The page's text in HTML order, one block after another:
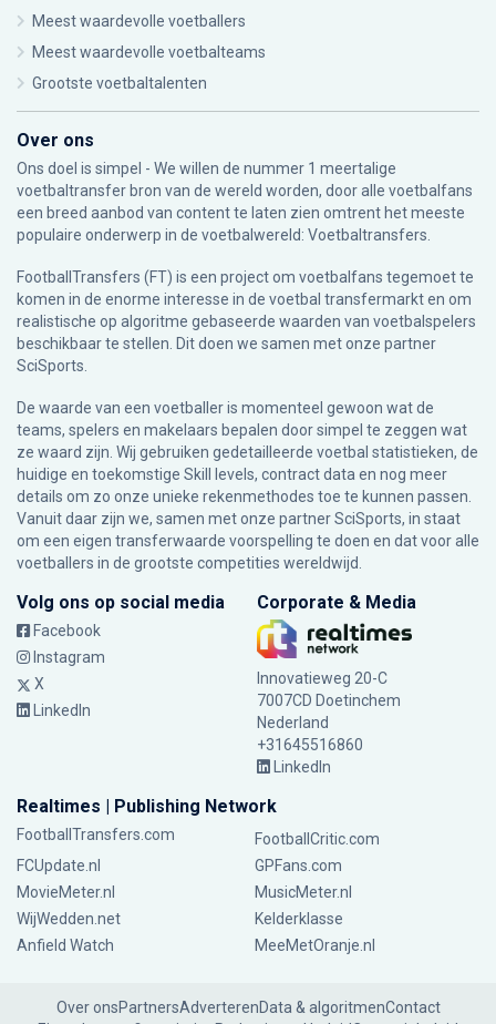
Meest waardevolle voetballers
Meest waardevolle voetbalteams
Grootste voetbaltalenten
Over ons
Ons doel is simpel - We willen de nummer 1 meertalige
voetbaltransfer bron van de wereld worden, door alle voetbalfans
een breed aanbod van content te laten zien omtrent het meeste
populaire onderwerp in de voetbalwereld: Voetbaltransfers.
FootballTransfers (FT) is een project om voetbalfans tegemoet te
komen in de enorme interesse in de voetbal transfermarkt en om
realistische op algoritme gebaseerde waarden van voetbalspelers
beschikbaar te stellen. Dit doen we samen met onze partner
SciSports
De waarde van een voetballer is momenteel gewoon wat de
teams, spelers en makelaars bepalen door simpel te zeggen wat
ze waard zijn. Wij gebruiken gedetailleerde voetbal statistieken, de
huidige en toekomstige Skill levels, contract data en nog meer
details om zo onze unieke rekenmethodes toe te kunnen passen.
Vanuit daar zijn we, samen met onze partner SciSports, in staat
om een eigen transferwaarde voorspelling te doen en dat voor alle
voetballers in de grootste competities wereldwijd.
Volg ons op social media
Facebook
Instagram
X
LinkedIn
Corporate & Media
Innovatieweg 20-C
7007CD Doetinchem
Nederland
+31645516860
LinkedIn
Realtimes | Publishing Network
FootballTransfers.com
FootballCritic.com
FCUpdate.nl
GPFans.com
MovieMeter.nl
MusicMeter.nl
WijWedden.net
Kelderklasse
Anfield Watch
MeeMetOranje.nl
Over onsPartnersAdverterenData & algoritmenContact